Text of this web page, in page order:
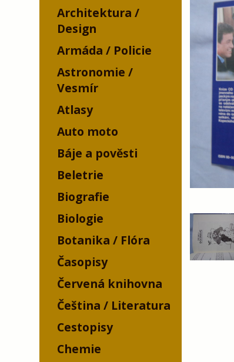
Architektura /
Design
Armáda / Policie
Astronomie /
Vesmír
Atlasy
Auto moto
Báje a pověsti
Beletrie
Biografie
Biologie
Botanika / Flóra
Časopisy
Červená knihovna
Čeština / Literatura
Cestopisy
Chemie